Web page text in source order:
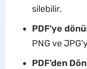
silebilir.
PDF'ye
PNG ve
PDF'den